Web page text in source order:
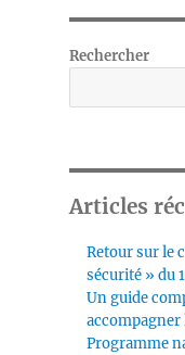
Rechercher
Articles
Retour sur le
sécurité » du
Un guide
accompagner
Programme